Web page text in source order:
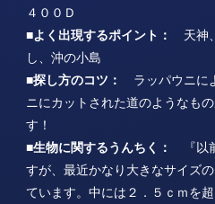
４００Ｄ
■よく出現するポイント：
天神
し、沖の小島
■探し方のコツ：
ラッパウニに
ニにカットされた道のようなも
す！
■生物に関するうんちく：
『以
すが、最近かなり大きなサイズ
ています。中には２．５ｃｍを